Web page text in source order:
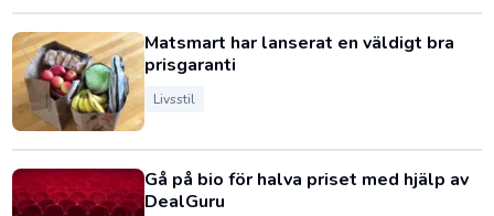
Matsmart har lanserat en väldigt bra
prisgaranti
Livsstil
Gå på bio för halva priset med hjälp av
DealGuru